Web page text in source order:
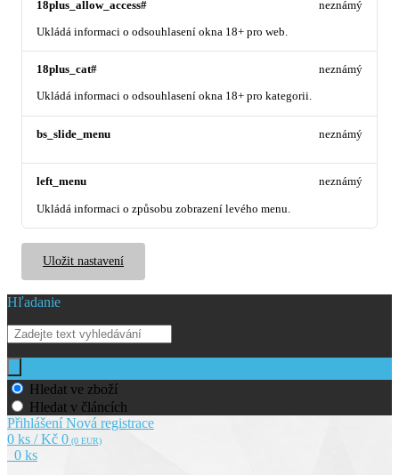
18plus_allow_access#
Ukládá informaci o odsouhlasení okna 18+ pro web.
neznámý
18plus_cat#
Ukládá informaci o odsouhlasení okna 18+ pro kategorii.
neznámý
bs_slide_menu neznámý
left_menu
Ukládá informaci o způsobu zobrazení levého menu.
neznámý
Uložit nastavení
Hľadanie
Hledat ve zboží
Hledat v článcích
PřihlášeníNová registrace
0 ks / Kč 0 (0 EUR)
0 ks